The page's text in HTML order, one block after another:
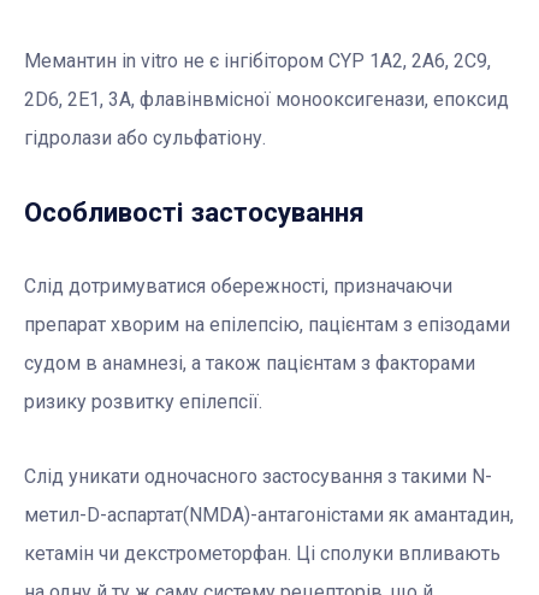
Мемантин in vitro не є інгібітором СYР 1А2, 2А6, 2С9,
2D6, 2Е1, 3А, флавінвмісної монооксигенази, епоксид
гідролази або сульфатіону.
Особливості застосування
Слід дотримуватися обережності, призначаючи
препарат хворим на епілепсію, пацієнтам з епізодами
судом в анамнезі, а також пацієнтам з факторами
ризику розвитку епілепсії.
Слід уникати одночасного застосування з такими N-
метил-D-аспартат(NMDA)-антагоністами як амантадин,
кетамін чи декстрометорфан. Ці сполуки впливають